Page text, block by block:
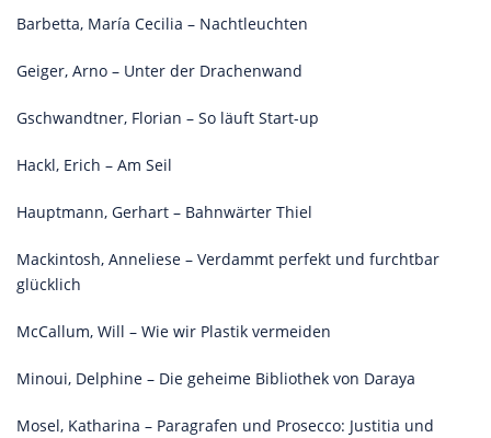
Barbetta, María Cecilia – Nachtleuchten
Geiger, Arno – Unter der Drachenwand
Gschwandtner, Florian – So läuft Start-up
Hackl, Erich – Am Seil
Hauptmann, Gerhart – Bahnwärter Thiel
Mackintosh, Anneliese – Verdammt perfekt und furchtbar
glücklich
McCallum, Will – Wie wir Plastik vermeiden
Minoui, Delphine – Die geheime Bibliothek von Daraya
Mosel, Katharina – Paragrafen und Prosecco: Justitia und